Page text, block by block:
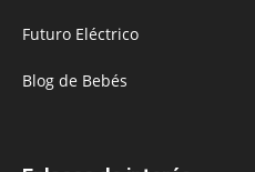
Futuro Eléctrico
Blog de Bebés